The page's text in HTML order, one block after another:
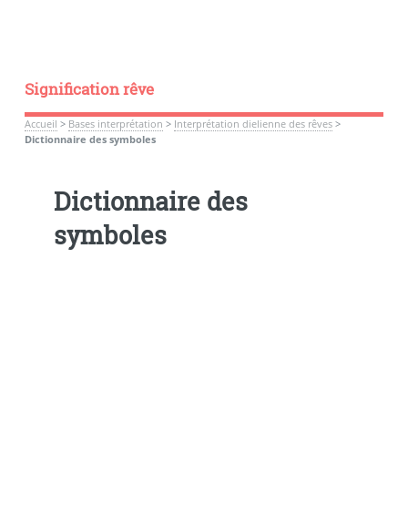
Signification rêve
Accueil > Bases interprétation > Interprétation dielienne des rêves>
Dictionnaire des symboles
Dictionnaire des
symboles